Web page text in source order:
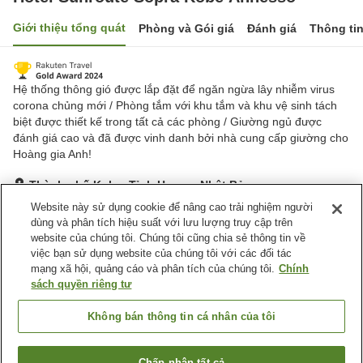
Giới thiệu tổng quát Phòng và Gói giá Đánh giá Thông
Hệ thống thông gió được lắp đặt để ngăn ngừa lây nhiễm virus
corona chủng mới / Phòng tắm với khu tắm và khu vệ sinh tách
biệt được thiết kế trong tất cả các phòng / Giường ngủ được
đánh giá cao và đã được vinh danh bởi nhà cung cấp giường cho
Hoàng gia Anh!
Thành phố Kobe, Tỉnh Hyogo, Nhật Bản
Hiển thị trên bản đồ
Tuyệt vời Đánh giá:468 lượt
Tiện nghi chỗ nghỉ
Bãi đỗ xe
Nhà hàng
Máy bán hàng tự động
Giặt ủi có phí
Tỉnh Hyogo
Website này sử dụng cookie để nâng cao trải nghiệm người
dùng và phân tích hiệu suất với lưu lượng truy cập trên
website của chúng tôi. Chúng tôi cũng chia sẻ thông tin về
việc bạn sử dụng website của chúng tôi với các đối tác
mạng xã hội, quảng cáo và phân tích của chúng tôi. Chính
sách quyền riêng tư
Không bán thông tin cá nhân của tôi